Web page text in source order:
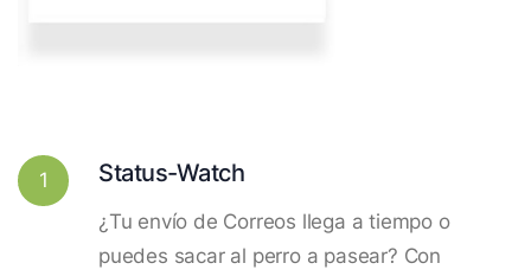
1 Status-Watch
¿Tu envío de Correos llega a tiempo o
puedes sacar al perro a pasear? Con